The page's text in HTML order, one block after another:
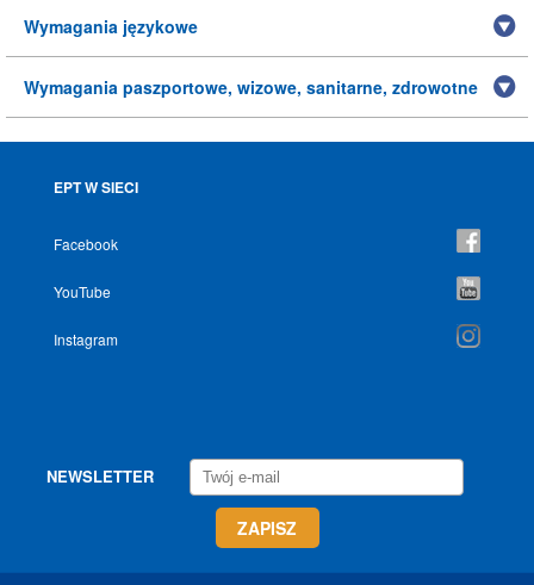
Wymagania językowe
Wymagania paszportowe, wizowe, sanitarne, zdrowotne
EPT W SIECI
Facebook
YouTube
Instagram
NEWSLETTER